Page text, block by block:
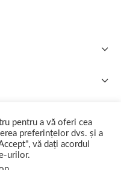
. Împreună ajungem departe.
pentru a vă oferi cea
preferințelor dvs. și a
vă dați acordul
urilor.